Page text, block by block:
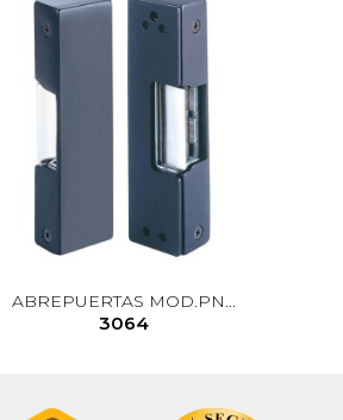
ABREPUERTAS MOD.PN...
3064